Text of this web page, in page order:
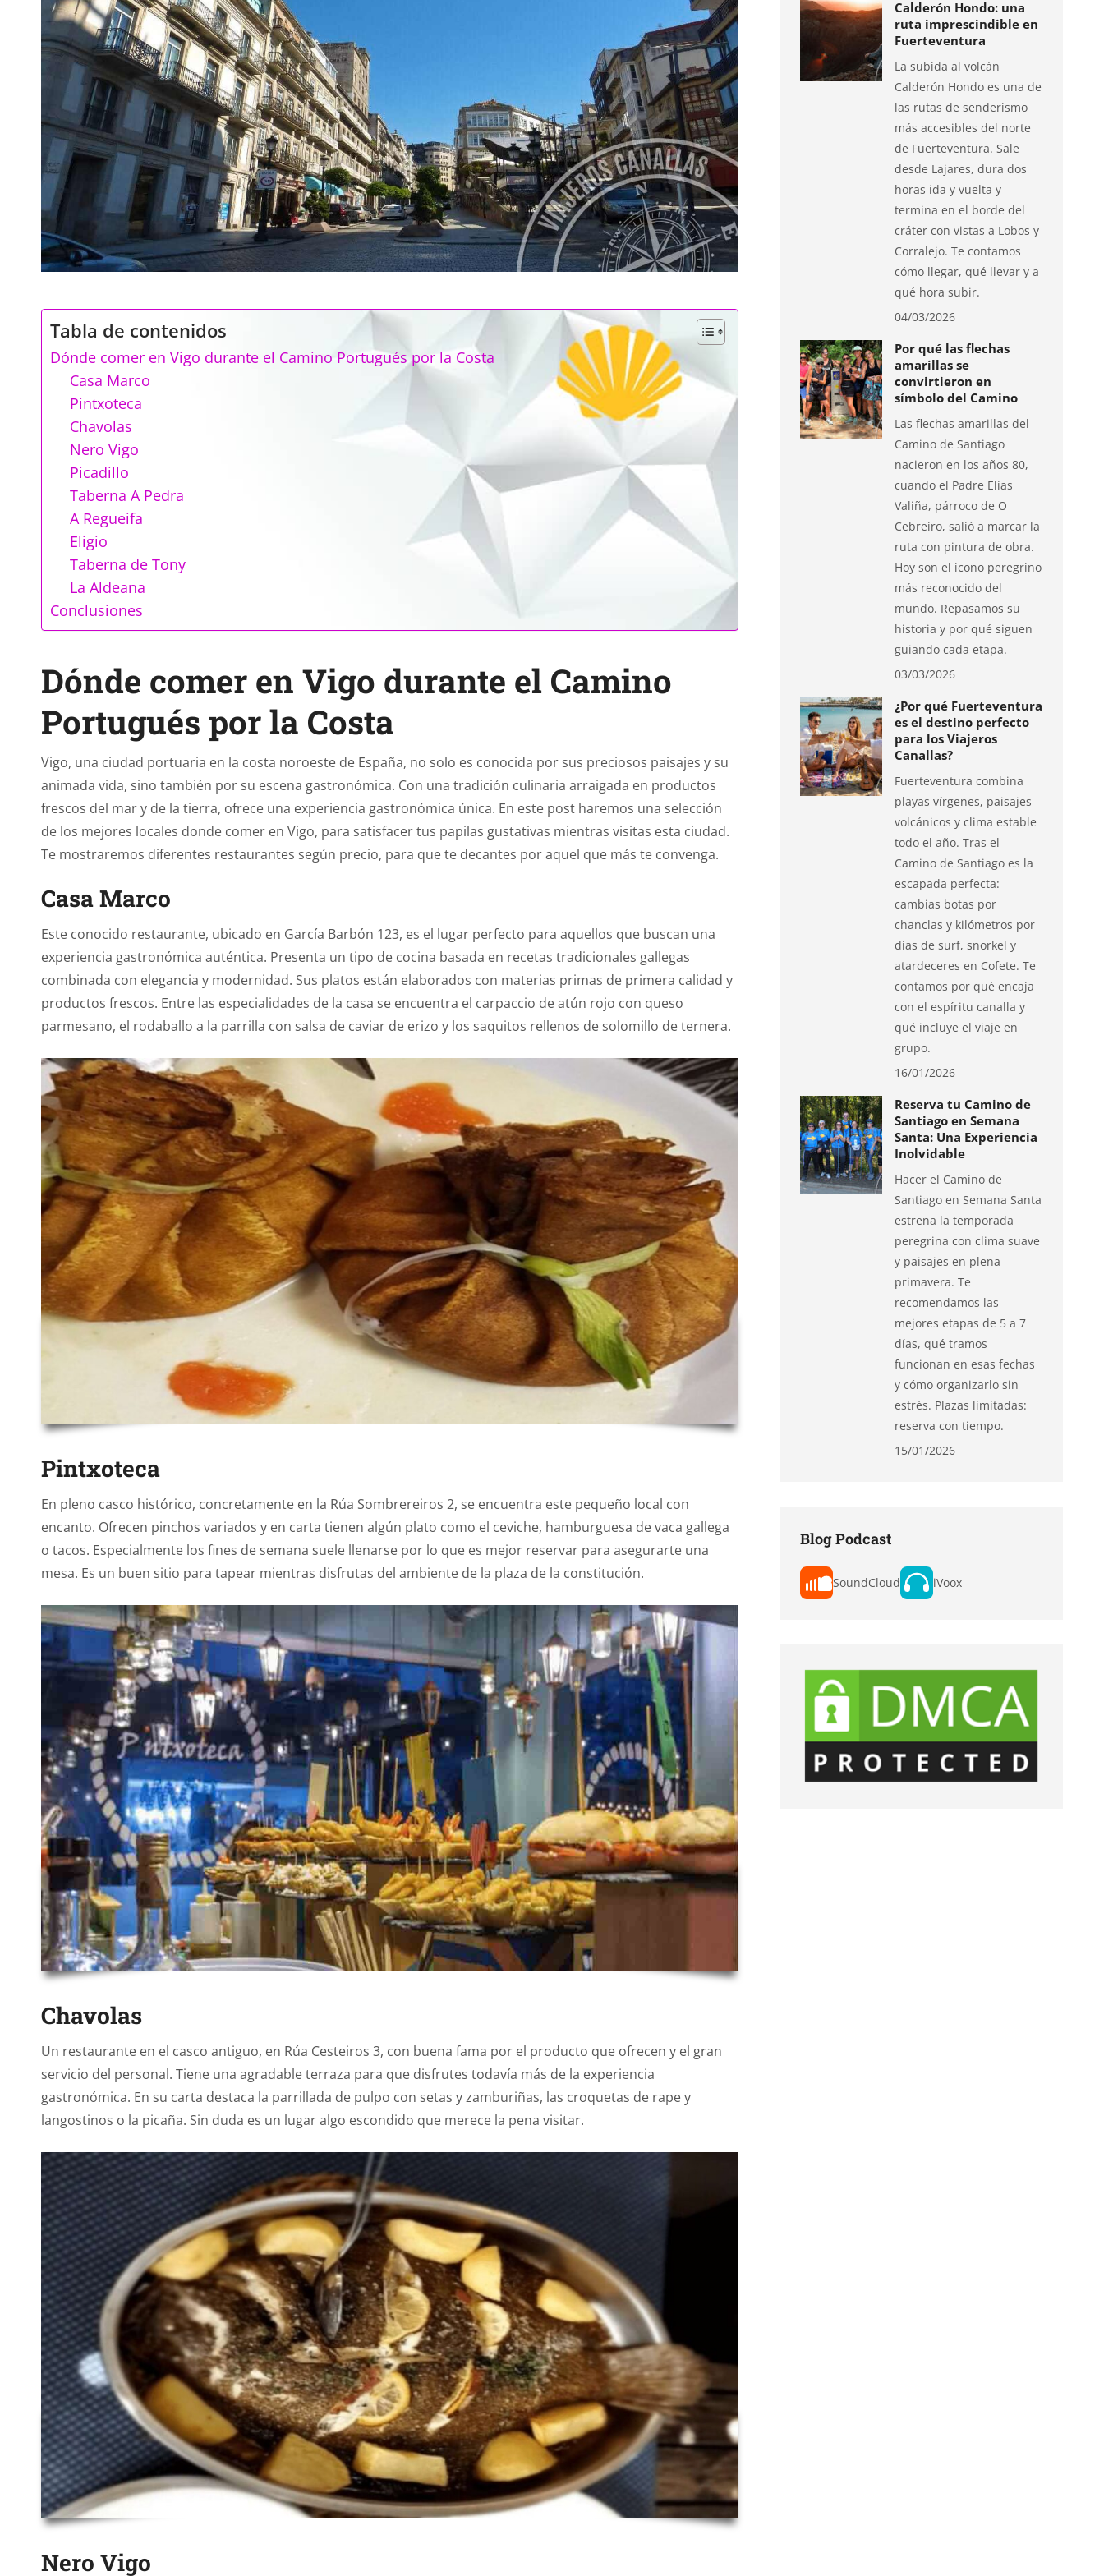
Tabla de contenidos
Dónde comer en Vigo durante el Camino Portugués por la Costa
Casa Marco
Pintxoteca
Chavolas
Nero Vigo
Picadillo
Taberna A Pedra
A Regueifa
Eligio
Taberna de Tony
La Aldeana
Conclusiones
Dónde comer en Vigo durante el Camino
Portugués por la Costa
Vigo, una ciudad portuaria en la costa noroeste de España, no solo es conocida por sus preciosos paisajes y su
animada vida, sino también por su escena gastronómica. Con una tradición culinaria arraigada en productos
frescos del mar y de la tierra, ofrece una experiencia gastronómica única. En este post haremos una selección
de los mejores locales donde comer en Vigo, para satisfacer tus papilas gustativas mientras visitas esta ciudad.
Te mostraremos diferentes restaurantes según precio, para que te decantes por aquel que más te convenga.
Casa Marco
Este conocido restaurante, ubicado en García Barbón 123, es el lugar perfecto para aquellos que buscan una
experiencia gastronómica auténtica. Presenta un tipo de cocina basada en recetas tradicionales gallegas
combinada con elegancia y modernidad. Sus platos están elaborados con materias primas de primera calidad y
productos frescos. Entre las especialidades de la casa se encuentra el carpaccio de atún rojo con queso
parmesano, el rodaballo a la parrilla con salsa de caviar de erizo y los saquitos rellenos de solomillo de ternera.
Pintxoteca
En pleno casco histórico, concretamente en la Rúa Sombrereiros 2, se encuentra este pequeño local con
encanto. Ofrecen pinchos variados y en carta tienen algún plato como el ceviche, hamburguesa de vaca gallega
o tacos. Especialmente los fines de semana suele llenarse por lo que es mejor reservar para asegurarte una
mesa. Es un buen sitio para tapear mientras disfrutas del ambiente de la plaza de la constitución.
Chavolas
Un restaurante en el casco antiguo, en Rúa Cesteiros 3, con buena fama por el producto que ofrecen y el gran
servicio del personal. Tiene una agradable terraza para que disfrutes todavía más de la experiencia
gastronómica. En su carta destaca la parrillada de pulpo con setas y zamburiñas, las croquetas de rape y
langostinos o la picaña. Sin duda es un lugar algo escondido que merece la pena visitar.
Nero Vigo
Calderón Hondo: una
ruta imprescindible en
Fuerteventura
La subida al volcán
Calderón Hondo es una de
las rutas de senderismo
más accesibles del norte
de Fuerteventura. Sale
desde Lajares, dura dos
horas ida y vuelta y
termina en el borde del
cráter con vistas a Lobos y
Corralejo. Te contamos
cómo llegar, qué llevar y a
qué hora subir.
04/03/2026
Por qué las flechas
amarillas se
convirtieron en
símbolo del Camino
Las flechas amarillas del
Camino de Santiago
nacieron en los años 80,
cuando el Padre Elías
Valiña, párroco de O
Cebreiro, salió a marcar la
ruta con pintura de obra.
Hoy son el icono peregrino
más reconocido del
mundo. Repasamos su
historia y por qué siguen
guiando cada etapa.
03/03/2026
¿Por qué Fuerteventura
es el destino perfecto
para los Viajeros
Canallas?
Fuerteventura combina
playas vírgenes, paisajes
volcánicos y clima estable
todo el año. Tras el
Camino de Santiago es la
escapada perfecta:
cambias botas por
chanclas y kilómetros por
días de surf, snorkel y
atardeceres en Cofete. Te
contamos por qué encaja
con el espíritu canalla y
qué incluye el viaje en
grupo.
16/01/2026
Reserva tu Camino de
Santiago en Semana
Santa: Una Experiencia
Inolvidable
Hacer el Camino de
Santiago en Semana Santa
estrena la temporada
peregrina con clima suave
y paisajes en plena
primavera. Te
recomendamos las
mejores etapas de 5 a 7
días, qué tramos
funcionan en esas fechas
y cómo organizarlo sin
estrés. Plazas limitadas:
reserva con tiempo.
15/01/2026
Blog Podcast
SoundCloud iVoox